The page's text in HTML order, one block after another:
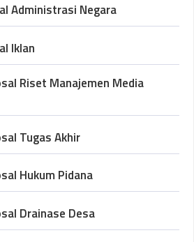
Administrasi Negara
Iklan
Riset Manajemen Media
Tugas Akhir
Hukum Pidana
Drainase Desa